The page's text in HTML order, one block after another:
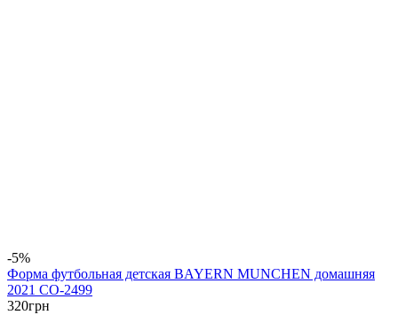
-5%
Форма футбольная детская BAYERN MUNCHEN домашняя
2021 CO-2499
320грн